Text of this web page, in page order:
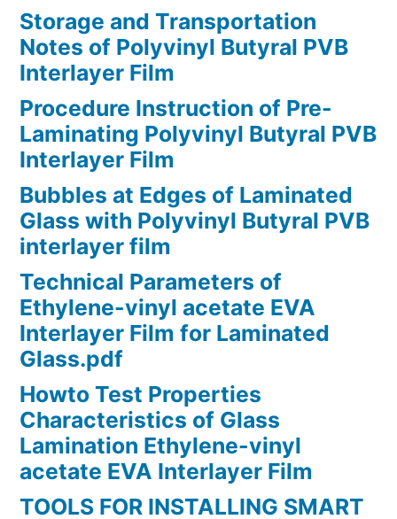
Storage and Transportation
Notes of Polyvinyl Butyral PVB
Interlayer Film
Procedure Instruction of Pre-
Laminating Polyvinyl Butyral PVB
Interlayer Film
Bubbles at Edges of Laminated
Glass with Polyvinyl Butyral PVB
interlayer film
Technical Parameters of
Ethylene-vinyl acetate EVA
Interlayer Film for Laminated
Glass.pdf
Howto Test Properties
Characteristics of Glass
Lamination Ethylene-vinyl
acetate EVA Interlayer Film
TOOLS FOR INSTALLING SMART